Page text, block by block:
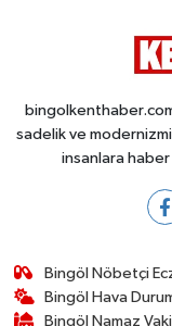
sadelik ve
insanlara
Bingöl Nöbetçi
Bingöl Hava
Bingöl Namaz